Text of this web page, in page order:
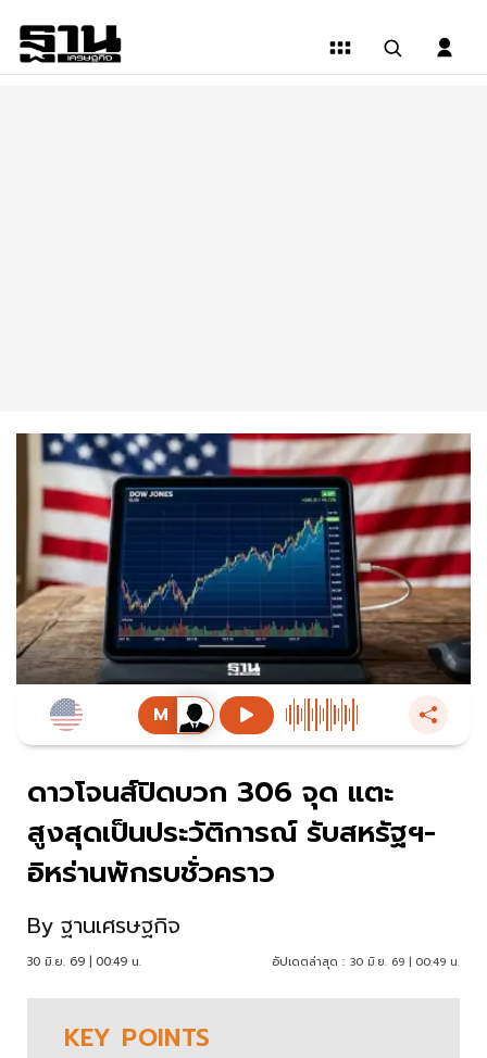
ดาวโจนส์ปิดบวก 306 จุด แตะ
สูงสุดเป็นประวัติการณ์ รับสหรัฐฯ-
อิหร่านพักรบชั่วคราว
By ฐานเศรษฐกิจ
30 มิ.ย. 69 | 00:49 น. อัปเดตล่าสุด : 30 มิ.ย. 69 | 00:49 น.
KEY POINTS